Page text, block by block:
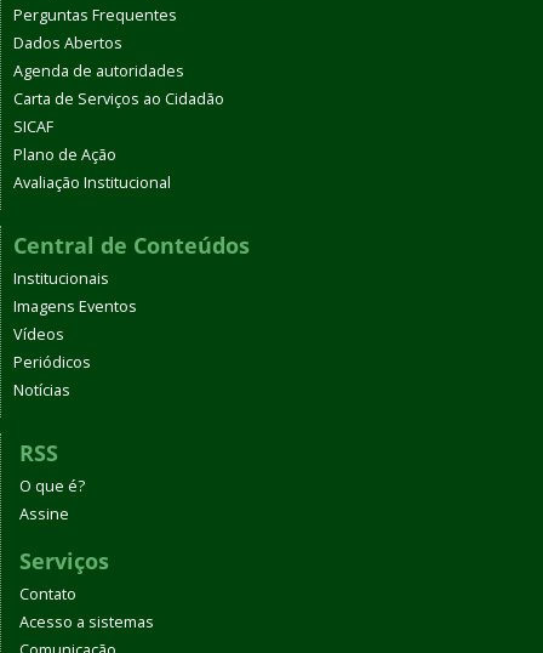
Perguntas Frequentes
Dados Abertos
Agenda de autoridades
Carta de Serviços ao Cidadão
SICAF
Plano de Ação
Avaliação Institucional
Central de Conteúdos
Institucionais
Imagens Eventos
Vídeos
Periódicos
Notícias
RSS
O que é?
Assine
Serviços
Contato
Acesso a sistemas